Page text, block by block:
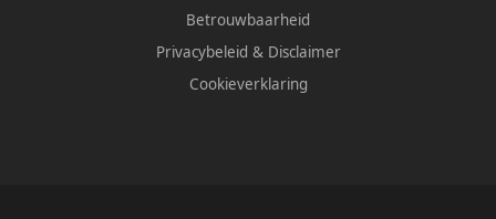
Betrouwbaarheid
Privacybeleid & Disclaimer
Cookieverklaring